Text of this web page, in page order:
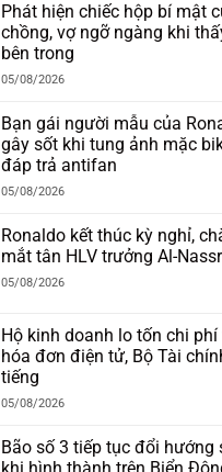
Phát hiện chiếc hộp bí mật
chồng, vợ ngỡ ngàng khi
bên trong
05/08/2026
Bạn gái người mẫu của
gây sốt khi tung ảnh mặc
đáp trả antifan
05/08/2026
Ronaldo kết thúc kỳ nghỉ,
mắt tân HLV trưởng Al-Nassr
05/08/2026
Hộ kinh doanh lo tốn chi phí
hóa đơn điện tử, Bộ Tài
tiếng
05/08/2026
Bão số 3 tiếp tục đổi hướng